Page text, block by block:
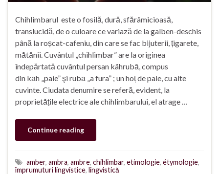
Chihlimbarul este o fosilă, dură, sfărâmicioasă,
translucidă, de o culoare ce variază de la galben-deschis
până la roșcat-cafeniu, din care se fac bijuterii, țigarete,
mătănii. Cuvântul „chihlimbar” are la originea
îndepărtată cuvântul persan kährubā, compus
din kāh „paie” şi rubā „a fura” ; un hoț de paie, cu alte
cuvinte. Ciudata denumire se referă, evident, la
proprietățile electrice ale chihlimbarului, el atrage …
Continue reading
amber, ambra, ambre, chihlimbar, etimologie, étymologie,
împrumuturi lingvistice, lingvistică